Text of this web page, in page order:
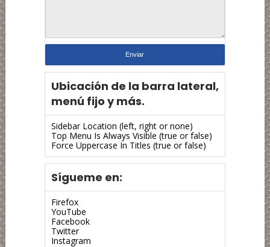
Ubicación de la barra lateral,
menú fijo y más.
Sidebar Location (left, right or none)
Top Menu Is Always Visible (true or false)
Force Uppercase In Titles (true or false)
Sígueme en:
Firefox
YouTube
Facebook
Twitter
Instagram